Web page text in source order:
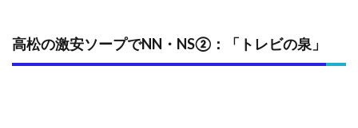
高松の激安ソープでNN・NS②：「トレビの泉」